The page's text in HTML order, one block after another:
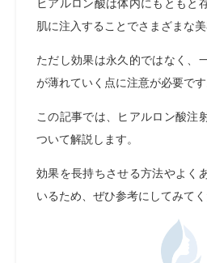
ヒアルロン酸は体内にもともと
肌に注入することでさまざまな
ただし効果は永久的ではなく、
が薄れていく点に注意が必要です
この記事では、ヒアルロン酸注
ついて解説します。
効果を長持ちさせる方法やよく
いるため、ぜひ参考にしてみてく